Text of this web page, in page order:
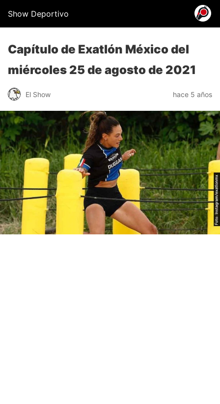
Show Deportivo
Capítulo de Exatlón México del
miércoles 25 de agosto de 2021
El Show hace 5 años